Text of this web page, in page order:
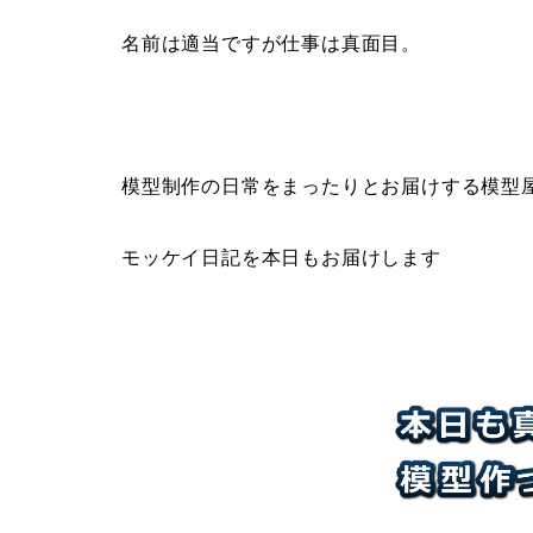
名前は適当ですが仕事は真面目。
模型制作の日常をまったりとお届けする模型
モッケイ日記を本日もお届けします